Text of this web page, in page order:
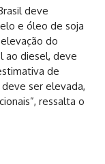
deve
e óleo de soja
do
ao diesel, deve
de
ser elevada,
ressalta o